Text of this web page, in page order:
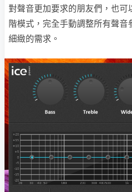
對聲音更加要求的朋友們，也可
階模式，完全手動調整所有聲音
細緻的需求。